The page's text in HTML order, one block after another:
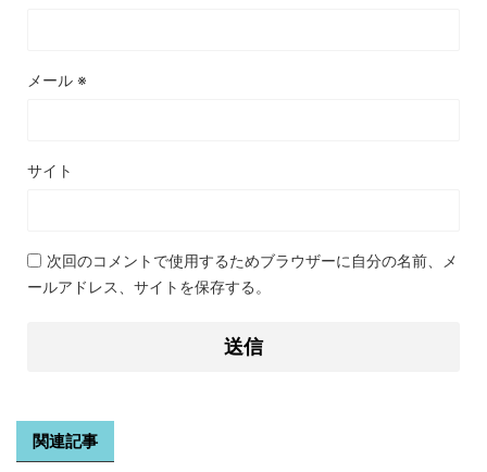
メール ※
サイト
次回のコメントで使用するためブラウザーに自分の名前、メ
ールアドレス、サイトを保存する。
関連記事